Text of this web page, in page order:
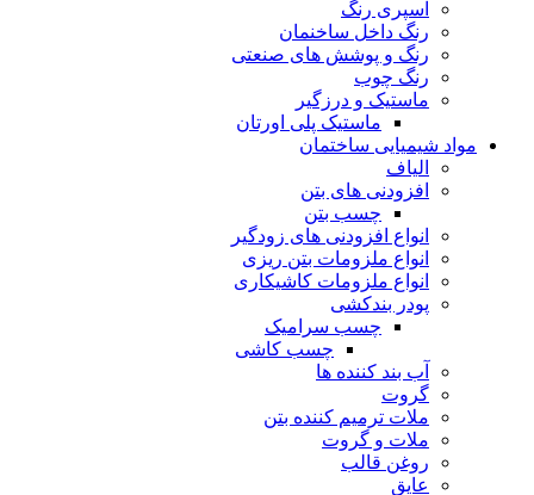
اسپری رنگ
رنگ داخل ساخنمان
رنگ و پوشش های صنعتی
رنگ چوب
ماستیک و درزگیر
ماستیک پلی اورتان
مواد شیمیایی ساختمان
الیاف
افزودنی های بتن
چسب بتن
انواع افزودنی های زودگیر
انواع ملزومات بتن ریزی
انواع ملزومات کاشیکاری
پودر بندکشی
چسب سرامیک
چسب کاشی
آب بند کننده ها
گروت
ملات ترمیم کننده بتن
ملات و گروت
روغن قالب
عایق